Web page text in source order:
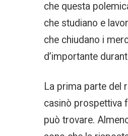
che questa
che studiano e
che chiudano i
d’importante
La prima parte del
casinò prospettiva
può trovare.